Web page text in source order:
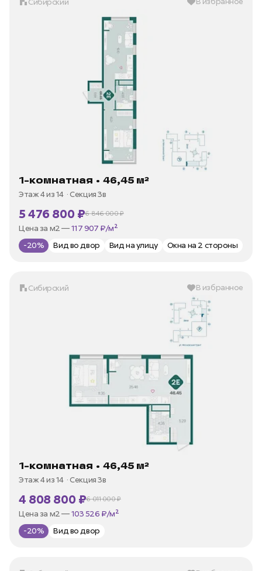
1-комнатная • 46,45 м²
Этаж 4 из 14 Секция 3в
5 476 800 ₽6 846 000 ₽
В ипотеку —от 26 269 ₽/мес
Цена за м2 —
-20% Вид во двор Вид на улицу Окна на 2 стороны
Сибирский В избранное
1-комнатная • 46,45 м²
Этаж 4 из 14 Секция 3в
4 808 800 ₽6 011 000 ₽
В ипотеку —от 23 065 ₽/мес
Цена за м2 —
-20% Вид во двор